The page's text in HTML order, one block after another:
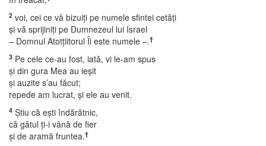
2 voi, cei ce vă bizuiţi pe numele sfintei cetăţi
şi vă sprijiniţi pe Dumnezeul lui Israel
– Domnul Atotţiitorul Îi este numele –.†
3 Pe cele ce-au fost, iată, vi le-am spus
şi din gura Mea au ieşit
şi auzite s’au făcut;
repede am lucrat, şi ele au venit.
4 Ştiu că eşti îndărătnic,
că gâtul ţi-i vână de fier
şi de aramă fruntea.†